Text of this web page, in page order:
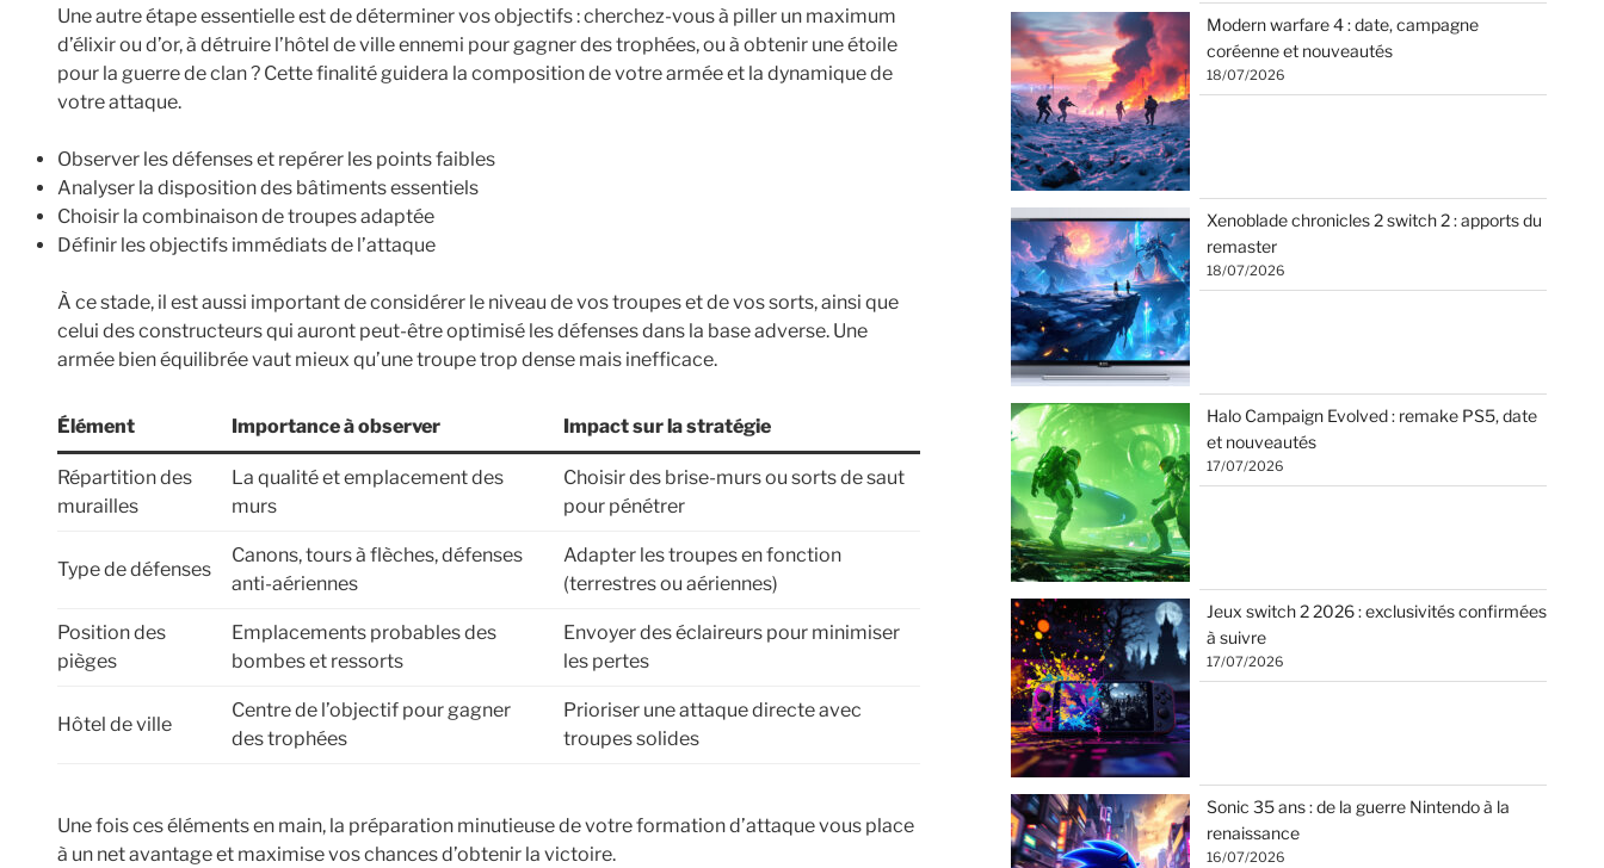
Une autre étape essentielle est de déterminer vos objectifs : cherchez-vous à piller un maximum
d’élixir ou d’or, à détruire l’hôtel de ville ennemi pour gagner des trophées, ou à obtenir une étoile
pour la guerre de clan ? Cette finalité guidera la composition de votre armée et la dynamique de
votre attaque.
Observer les défenses et repérer les points faibles
Analyser la disposition des bâtiments essentiels
Choisir la combinaison de troupes adaptée
Définir les objectifs immédiats de l’attaque
À ce stade, il est aussi important de considérer le niveau de vos troupes et de vos sorts, ainsi que
celui des constructeurs qui auront peut-être optimisé les défenses dans la base adverse. Une
armée bien équilibrée vaut mieux qu’une troupe trop dense mais inefficace.
Élément Importance à observer Impact sur la stratégie
Répartition des
murailles
La qualité et emplacement des
murs
Choisir des brise-murs ou sorts de saut
pour pénétrer
Type de défenses
Canons, tours à flèches, défenses
anti-aériennes
Adapter les troupes en fonction
(terrestres ou aériennes)
Position des
pièges
Emplacements probables des
bombes et ressorts
Envoyer des éclaireurs pour minimiser
les pertes
Hôtel de ville
Centre de l’objectif pour gagner
des trophées
Prioriser une attaque directe avec
troupes solides
Une fois ces éléments en main, la préparation minutieuse de votre formation d’attaque vous place
à un net avantage et maximise vos chances d’obtenir la victoire.
Modern warfare 4 : date, campagne
coréenne et nouveautés
18/07/2026
Xenoblade chronicles 2 switch 2 : apports du
remaster
18/07/2026
Halo Campaign Evolved : remake PS5, date
et nouveautés
17/07/2026
Jeux switch 2 2026 : exclusivités confirmées
à suivre
17/07/2026
Sonic 35 ans : de la guerre Nintendo à la
renaissance
16/07/2026